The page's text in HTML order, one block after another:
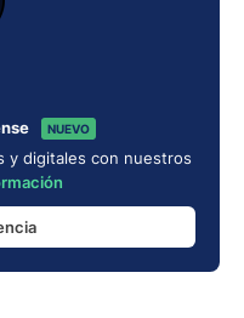
NUEVO
y digitales con nuestros